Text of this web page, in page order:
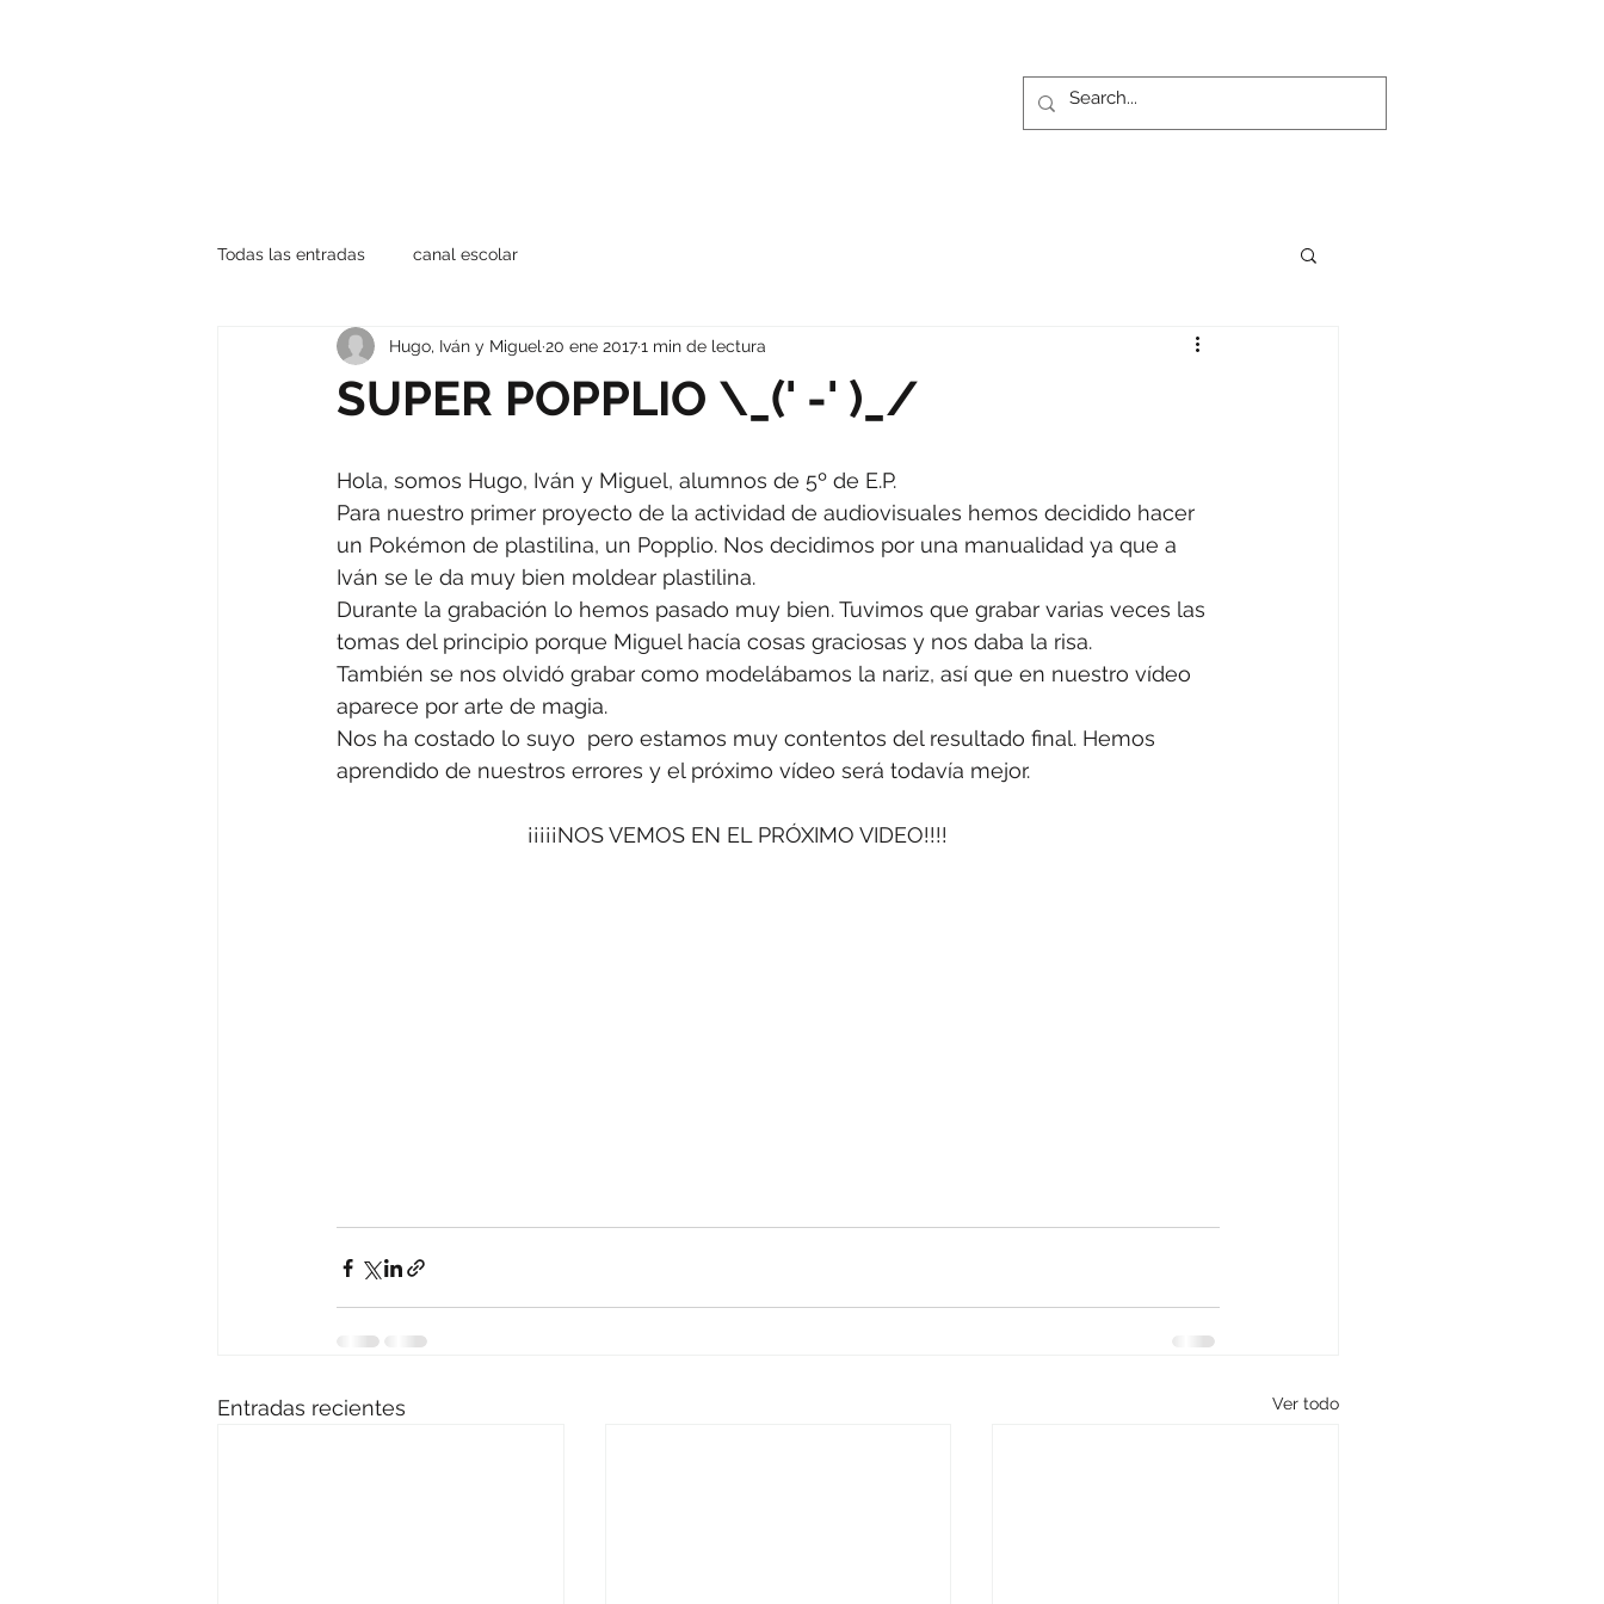
Todas las entradas canal escolar
SUPER POPPLIO \_(' -' )_/
Hugo, Iván y Miguel 20 ene 20171 min de lectura
Hola, somos Hugo, Iván y Miguel, alumnos de 5º de E.P.
Para nuestro primer proyecto de la actividad de audiovisuales hemos decidido hacer
un Pokémon de plastilina, un Popplio. Nos decidimos por una manualidad ya que a
Iván se le da muy bien moldear plastilina.
Durante la grabación lo hemos pasado muy bien. Tuvimos que grabar varias veces las
tomas del principio porque Miguel hacía cosas graciosas y nos daba la risa.
También se nos olvidó grabar como modelábamos la nariz, así que en nuestro vídeo
aparece por arte de magia.
Nos ha costado lo suyo  pero estamos muy contentos del resultado final. Hemos
aprendido de nuestros errores y el próximo vídeo será todavía mejor.
                                ¡¡¡¡¡NOS VEMOS EN EL PRÓXIMO VIDEO!!!!
Entradas recientes Ver todo